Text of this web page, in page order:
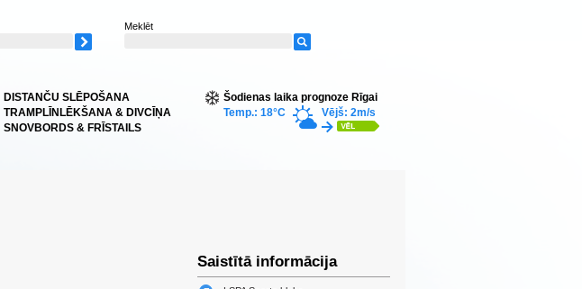
Meklēt
DISTANČU SLĒPOŠANA
TRAMPLĪNLĒKŠANA & DIVCĪŅA
SNOVBORDS & FRĪSTAILS
Šodienas laika prognoze Rīgai
Temp.: 18°C
Vējš: 2m/s
Saistītā informācija